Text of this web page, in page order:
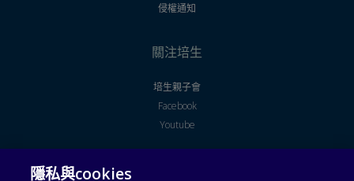
侵權通知
關注培生
培生親子會
Facebook
Youtube
法律聲明
隱私與cookies